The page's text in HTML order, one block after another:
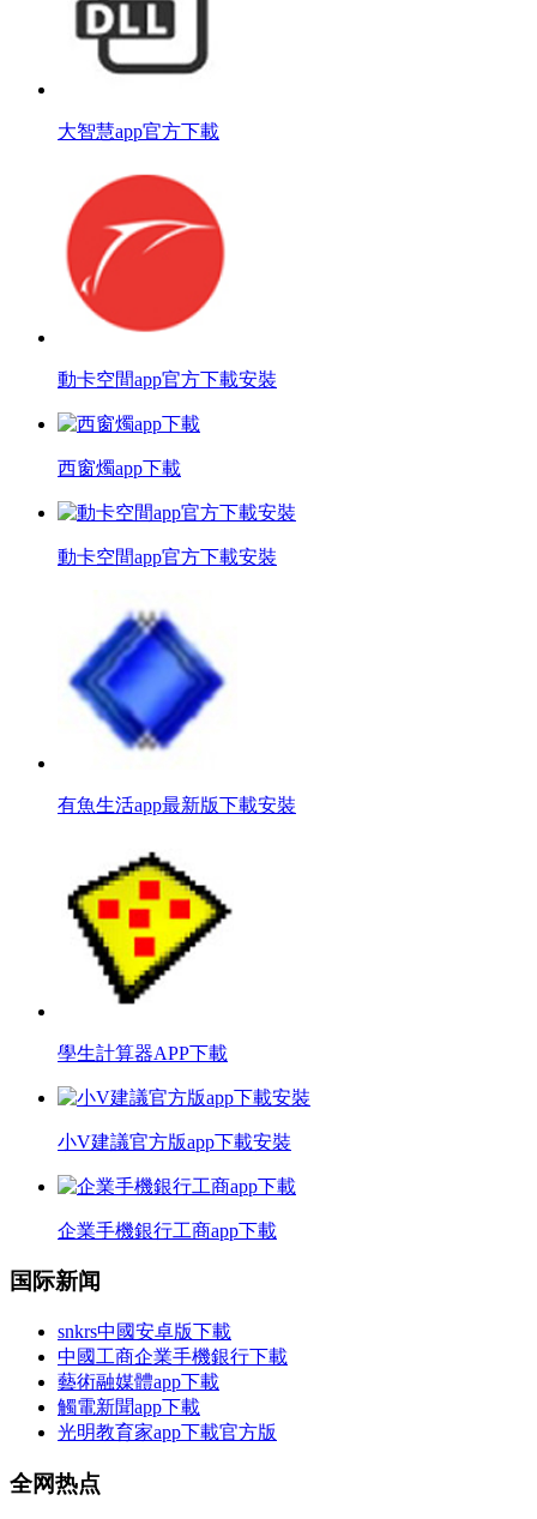
大智慧app官方下載
動卡空間app官方下載安裝
西窗燭app下載
動卡空間app官方下載安裝
有魚生活app最新版下載安裝
學生計算器APP下載
小V建議官方版app下載安裝
企業手機銀行工商app下載
国际新闻
snkrs中國安卓版下載
中國工商企業手機銀行下載
藝術融媒體app下載
觸電新聞app下載
光明教育家app下載官方版
全网热点